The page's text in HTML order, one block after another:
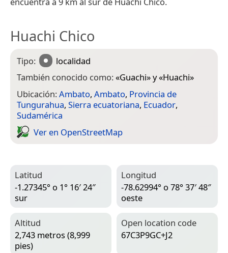
Huachi Chico
Tipo:
localidad
También conocido como:«Guachi» y «Huachi»
Ubicación:Ambato, Ambato, Provincia de
Tungurahua, Sierra ecuatoriana, Ecuador,
Sudamérica
Ver en Open­Street­Map
Latitud
-1.27345° o 1° 16′ 24″
sur
Longitud
-78.62994° o 78° 37′ 48″
oeste
Altitud
2,743 metros (8,999
pies)
Open location code
67C3P9GC+J2